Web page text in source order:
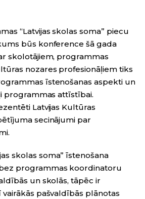
“Latvijas skolas soma” piecu
būs konference šā gada
skolotājiem, programmas
nozares profesionāļiem tiks
īstenošanas aspekti un
programmas attīstībai.
Latvijas Kultūras
secinājumi par
skolas soma” īstenošana
programmas koordinatoru
un skolās, tāpēc ir
pašvaldībās plānotas